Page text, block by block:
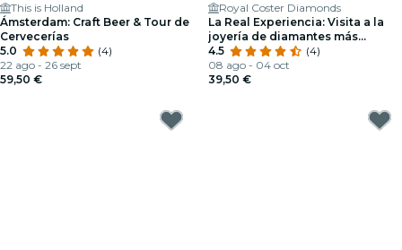
This is Holland
Ámsterdam: Craft Beer & Tour de
Cervecerías
5.0
(4)
22 ago - 26 sept
59,50 €
Royal Coster Diamonds
La Real Experiencia: Visita a la
joyería de diamantes más
antigua del mundo
4.5
(4)
08 ago - 04 oct
39,50 €